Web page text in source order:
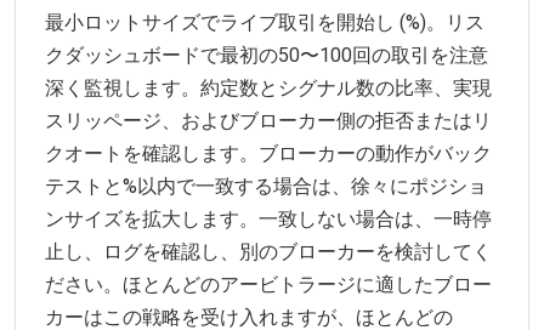
最小ロットサイズでライブ取引を開始し (%)。リス
クダッシュボードで最初の50〜100回の取引を注意
深く監視します。約定数とシグナル数の比率、実現
スリッページ、およびブローカー側の拒否またはリ
クオートを確認します。ブローカーの動作がバック
テストと%以内で一致する場合は、徐々にポジショ
ンサイズを拡大します。一致しない場合は、一時停
止し、ログを確認し、別のブローカーを検討してく
ださい。ほとんどのアービトラージに適したブロー
カーはこの戦略を受け入れますが、ほとんどの